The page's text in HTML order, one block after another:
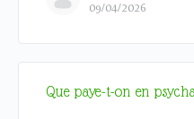
09/04/2026
Que paye-t-on en